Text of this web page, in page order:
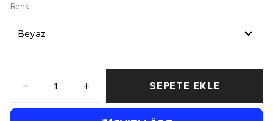
Renk
SEPETE EKLE